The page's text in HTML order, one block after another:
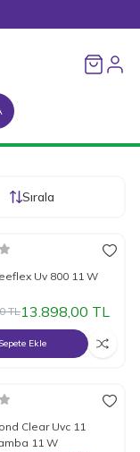
Sırala
Uv 800 11 W
TL13.898,00 TL
Sepete Ekle
Clear Uvc 11
11 W